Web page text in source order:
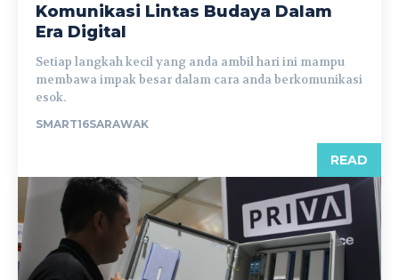
Komunikasi Lintas Budaya Dalam
Era Digital
Setiap langkah kecil yang anda ambil hari ini mampu
membawa impak besar dalam cara anda berkomunikasi
esok.
SMART16SARAWAK
READ